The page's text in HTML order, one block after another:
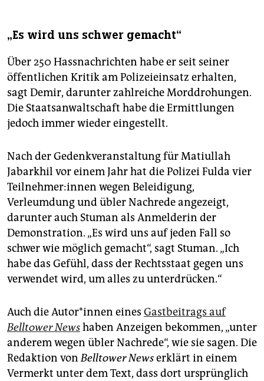
„Es wird uns schwer gemacht“
Über 250 Hassnachrichten habe er seit seiner
öffentlichen Kritik am Polizeieinsatz erhalten,
sagt Demir, darunter zahlreiche Morddrohungen.
Die Staatsanwaltschaft habe die Ermittlungen
jedoch immer wieder eingestellt.
Nach der Gedenkveranstaltung für Matiullah
Jabarkhil vor einem Jahr hat die Polizei Fulda vier
Teilnehmer:innen wegen Beleidigung,
Verleumdung und übler Nachrede angezeigt,
darunter auch Stuman als Anmelderin der
Demonstration. „Es wird uns auf jeden Fall so
schwer wie möglich gemacht“, sagt Stuman. „Ich
habe das Gefühl, dass der Rechtsstaat gegen uns
verwendet wird, um alles zu unterdrücken.“
Auch die Autor*innen eines Gastbeitrags auf
Belltower Newshaben Anzeigen bekommen, „unter
anderem wegen übler Nachrede“, wie sie sagen. Die
Redaktion vonBelltower Newserklärt in einem
Vermerkt unter dem Text, dass dort ursprünglich